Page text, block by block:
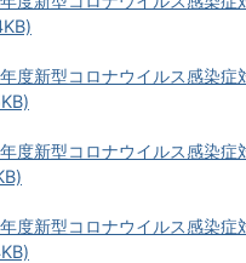
度新型コロナウイルス感染症
度新型コロナウイルス感染症
度新型コロナウイルス感染症